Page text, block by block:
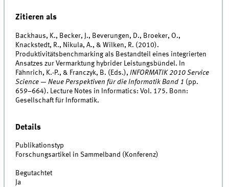
Zitieren als
Backhaus, K., Becker, J., Beverungen, D., Broeker, O.,
Knackstedt, R., Nikula, A., & Wilken, R. (2010).
Produktivitätsbenchmarking als Bestandteil eines integrierten
Ansatzes zur Vermarktung hybrider Leistungsbündel. In
Fähnrich, K.-P., & Franczyk, B. (Eds.),INFORMATIK 2010 Service
Science — Neue Perspektiven für die Informatik Band 1 (pp.
659–664). Lecture Notes in Informatics: Vol. 175. Bonn:
Gesellschaft für Informatik.
Details
Publikationstyp
Forschungsartikel in Sammelband (Konferenz)
Begutachtet
Ja